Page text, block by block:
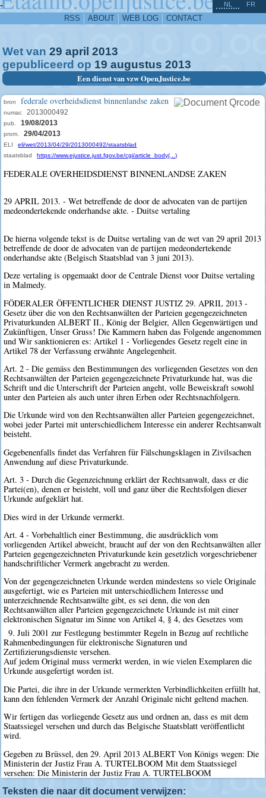
-
RSS ABOUT WEB LOG CONTACT
NL FR
Wet van 29 april 2013
gepubliceerd op 19 augustus 2013
Een dienst van vzw OpenJustice.be
bron federale overheidsdienst binnenlandse zaken
numac 2013000492
pub. 19/08/2013
prom. 29/04/2013
ELI
eli/wet/2013/04/29/2013000492/staatsblad
staatsblad
https://www.ejustice.just.fgov.be/cgi/article_body(...)
FEDERALE OVERHEIDSDIENST BINNENLANDSE ZAKEN
29 APRIL 2013. - Wet betreffende de door de advocaten van de partijen
medeondertekende onderhandse akte. - Duitse vertaling
De hierna volgende tekst is de Duitse vertaling van de wet van 29 april 2013
betreffende de door de advocaten van de partijen medeondertekende
onderhandse akte (Belgisch Staatsblad van 3 juni 2013).
Deze vertaling is opgemaakt door de Centrale Dienst voor Duitse vertaling
in Malmedy.
FÖDERALER ÖFFENTLICHER DIENST JUSTIZ 29. APRIL 2013 -
Gesetz über die von den Rechtsanwälten der Parteien gegengezeichneten
Privaturkunden ALBERT II., König der Belgier, Allen Gegenwärtigen und
Zukünftigen, Unser Gruss! Die Kammern haben das Folgende angenommen
und Wir sanktionieren es: Artikel 1 - Vorliegendes Gesetz regelt eine in
Artikel 78 der Verfassung erwähnte Angelegenheit.
Art. 2 - Die gemäss den Bestimmungen des vorliegenden Gesetzes von den
Rechtsanwälten der Parteien gegengezeichnete Privaturkunde hat, was die
Schrift und die Unterschrift der Parteien angeht, volle Beweiskraft sowohl
unter den Parteien als auch unter ihren Erben oder Rechtsnachfolgern.
Die Urkunde wird von den Rechtsanwälten aller Parteien gegengezeichnet,
wobei jeder Partei mit unterschiedlichem Interesse ein anderer Rechtsanwalt
beisteht.
Gegebenenfalls findet das Verfahren für Fälschungsklagen in Zivilsachen
Anwendung auf diese Privaturkunde.
Art. 3 - Durch die Gegenzeichnung erklärt der Rechtsanwalt, dass er die
Partei(en), denen er beisteht, voll und ganz über die Rechtsfolgen dieser
Urkunde aufgeklärt hat.
Dies wird in der Urkunde vermerkt.
Art. 4 - Vorbehaltlich einer Bestimmung, die ausdrücklich vom
vorliegenden Artikel abweicht, braucht auf der von den Rechtsanwälten aller
Parteien gegengezeichneten Privaturkunde kein gesetzlich vorgeschriebener
handschriftlicher Vermerk angebracht zu werden.
Von der gegengezeichneten Urkunde werden mindestens so viele Originale
ausgefertigt, wie es Parteien mit unterschiedlichem Interesse und
unterzeichnende Rechtsanwälte gibt, es sei denn, die von den
Rechtsanwälten aller Parteien gegengezeichnete Urkunde ist mit einer
elektronischen Signatur im Sinne von Artikel 4, § 4, des Gesetzes vom
9. Juli 2001 zur Festlegung bestimmter Regeln in Bezug auf rechtliche
Rahmenbedingungen für elektronische Signaturen und
Zertifizierungsdienste versehen.
Auf jedem Original muss vermerkt werden, in wie vielen Exemplaren die
Urkunde ausgefertigt worden ist.
Die Partei, die ihre in der Urkunde vermerkten Verbindlichkeiten erfüllt hat,
kann den fehlenden Vermerk der Anzahl Originale nicht geltend machen.
Wir fertigen das vorliegende Gesetz aus und ordnen an, dass es mit dem
Staatssiegel versehen und durch das Belgische Staatsblatt veröffentlicht
wird.
Gegeben zu Brüssel, den 29. April 2013 ALBERT Von Königs wegen: Die
Ministerin der Justiz Frau A. TURTELBOOM Mit dem Staatssiegel
versehen: Die Ministerin der Justiz Frau A. TURTELBOOM
Teksten die naar dit document verwijzen:
^